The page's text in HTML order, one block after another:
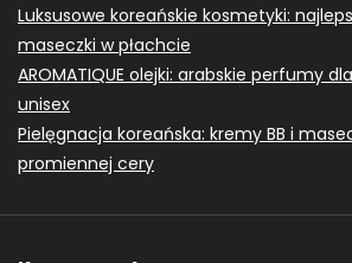
Luksusowe koreańskie kosmetyki:
maseczki w płachcie
AROMATIQUE olejki: arabskie perfumy
unisex
Pielęgnacja koreańska: kremy BB i
promiennej cery